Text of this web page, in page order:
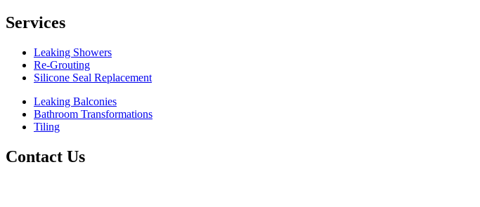
Services
Leaking Showers
Re-Grouting
Silicone Seal Replacement
Leaking Balconies
Bathroom Transformations
Tiling
Contact Us